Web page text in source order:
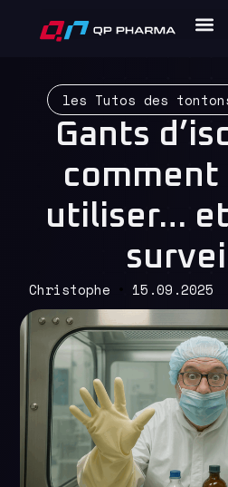
les Tutos des
Gants
comment
utiliser…
Christophe 15.09.2025